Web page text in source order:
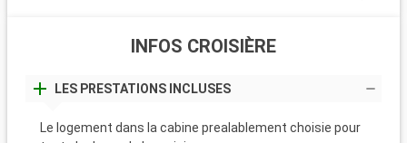
INFOS CROISIÈRE
LES PRESTATIONS INCLUSES
Le logement dans la cabine prealablement choisie pour